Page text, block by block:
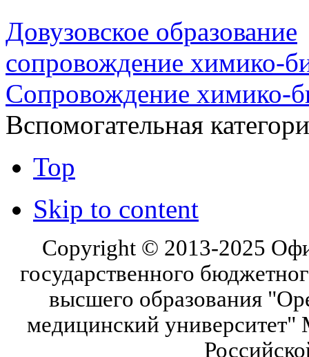
Довузовское образование
сопровождение химико-
Сопровождение химико-
Вспомогательная
Top
Skip to content
Copyright © 2013-2025
государственного
высшего образования
медицинский университет"